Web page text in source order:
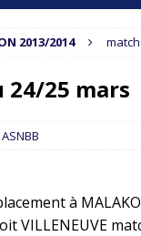
2013/2014
24/25 mars
ASNBB
à
VILLENEUVE